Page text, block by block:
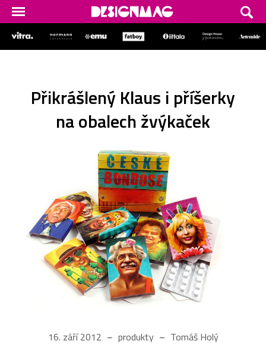
Přikrášlený Klaus i příšerky
na obalech žvýkaček
16. září 2012 produkty Tomáš Holý